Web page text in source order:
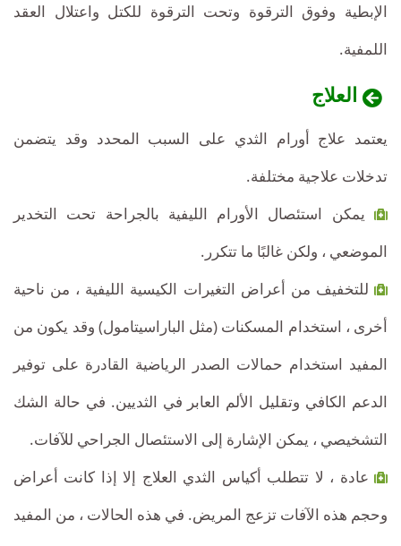
الإبطية وفوق الترقوة وتحت الترقوة للكتل واعتلال العقد
اللمفية.
العلاج
يعتمد علاج أورام الثدي على السبب المحدد وقد يتضمن
تدخلات علاجية مختلفة.
يمكن استئصال الأورام الليفية بالجراحة تحت التخدير
الموضعي ، ولكن غالبًا ما تتكرر.
للتخفيف من أعراض التغيرات الكيسية الليفية ، من ناحية
أخرى ، استخدام المسكنات (مثل الباراسيتامول) وقد يكون من
المفيد استخدام حمالات الصدر الرياضية القادرة على توفير
الدعم الكافي وتقليل الألم العابر في الثديين. في حالة الشك
التشخيصي ، يمكن الإشارة إلى الاستئصال الجراحي للآفات.
عادة ، لا تتطلب أكياس الثدي العلاج إلا إذا كانت أعراض
وحجم هذه الآفات تزعج المريض. في هذه الحالات ، من المفيد